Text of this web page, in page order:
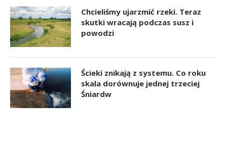
Chcieliśmy ujarzmić rzeki. Teraz
skutki wracają podczas susz i
powodzi
Ścieki znikają z systemu. Co roku
skala dorównuje jednej trzeciej
Śniardw